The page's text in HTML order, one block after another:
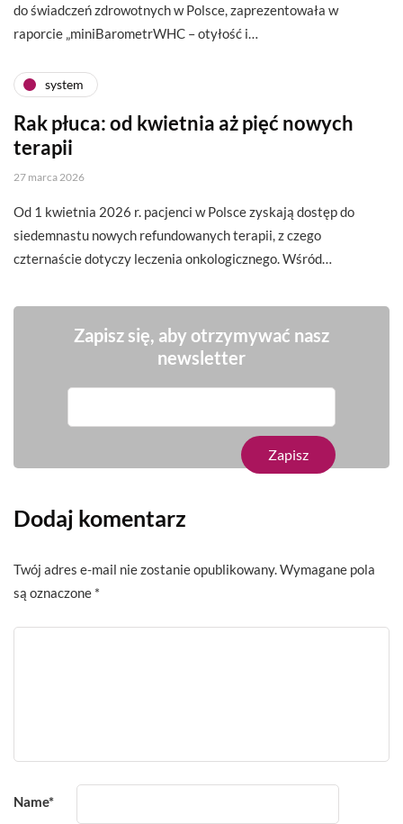
do świadczeń zdrowotnych w Polsce, zaprezentowała w
raporcie „miniBarometrWHC – otyłość i…
system
Rak płuca: od kwietnia aż pięć nowych
terapii
27 marca 2026
Od 1 kwietnia 2026 r. pacjenci w Polsce zyskają dostęp do
siedemnastu nowych refundowanych terapii, z czego
czternaście dotyczy leczenia onkologicznego. Wśród…
Zapisz się, aby otrzymywać nasz
newsletter
Dodaj komentarz
Twój adres e-mail nie zostanie opublikowany. Wymagane pola
są oznaczone *
Name*